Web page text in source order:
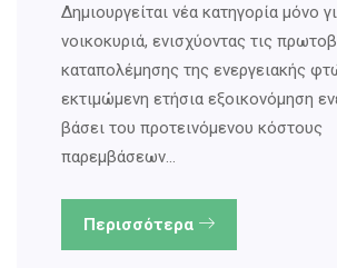
Δημιουργείται νέα κατηγορία μόνο
νοικοκυριά, ενισχύοντας τις
καταπολέμησης της ενεργειακής
εκτιμώμενη ετήσια εξοικονόμηση
βάσει του προτεινόμενου κόστους
παρεμβάσεων…
Περισσότερα